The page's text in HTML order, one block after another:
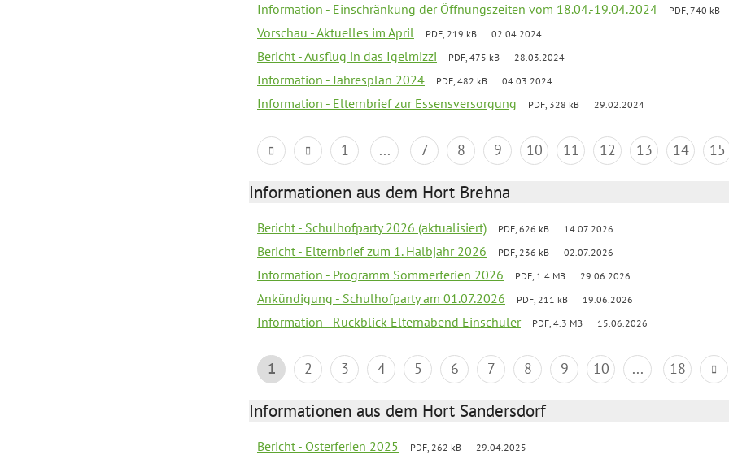
Information - Einschränkung der Öffnungszeiten vom 18.04.-19.04.2024 PDF, 740 kB
Vorschau - Aktuelles im April PDF, 219 kB 02.04.2024
Bericht - Ausflug in das Igelmizzi PDF, 475 kB 28.03.2024
Information - Jahresplan 2024 PDF, 482 kB 04.03.2024
Information - Elternbrief zur Essensversorgung PDF, 328 kB 29.02.2024
1 ... 7 8 9 10 11 12 13 14 15
Informationen aus dem Hort Brehna
Bericht - Schulhofparty 2026 (aktualisiert) PDF, 626 kB 14.07.2026
Bericht - Elternbrief zum 1. Halbjahr 2026 PDF, 236 kB 02.07.2026
Information - Programm Sommerferien 2026 PDF, 1.4 MB 29.06.2026
Ankündigung - Schulhofparty am 01.07.2026 PDF, 211 kB 19.06.2026
Information - Rückblick Elternabend Einschüler PDF, 4.3 MB 15.06.2026
1 2 3 4 5 6 7 8 9 10 ... 18
Informationen aus dem Hort Sandersdorf
Bericht - Osterferien 2025 PDF, 262 kB 29.04.2025